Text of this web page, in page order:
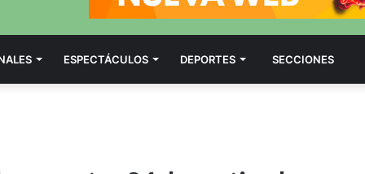
ESPECTÁCULOS DEPORTES SECCIONES